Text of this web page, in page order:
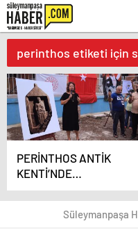
perinthos etiketi için
PERİNTHOS ANTİK
KENTİ’NDE
ARKEOLOJİK KAZILAR
DEVAM EDİYOR
Süleymanpaşa